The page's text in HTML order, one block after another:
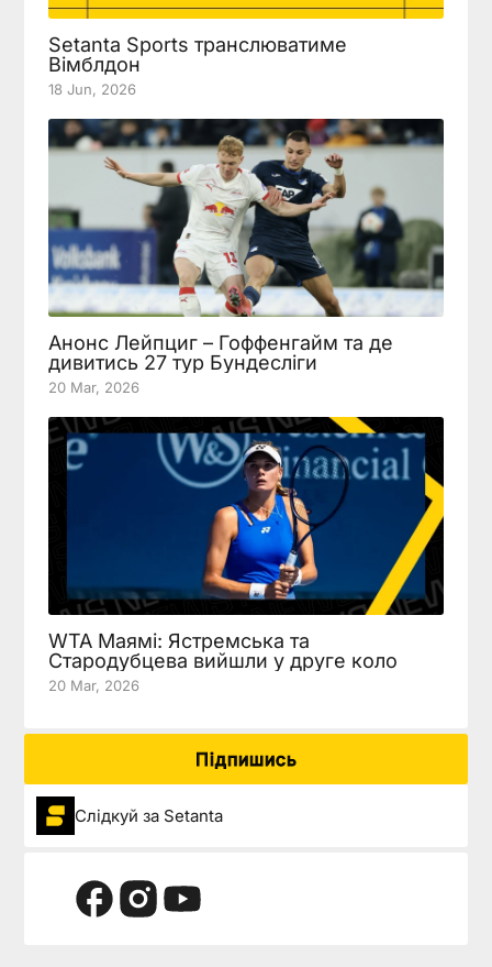
Setanta Sports транслюватиме
Вімблдон
18 Jun, 2026
Анонс Лейпциг – Гоффенгайм та де
дивитись 27 тур Бундесліги
20 Mar, 2026
WTA Маямі: Ястремська та
Стародубцева вийшли у друге коло
20 Mar, 2026
Підпишись
Слідкуй за Setanta